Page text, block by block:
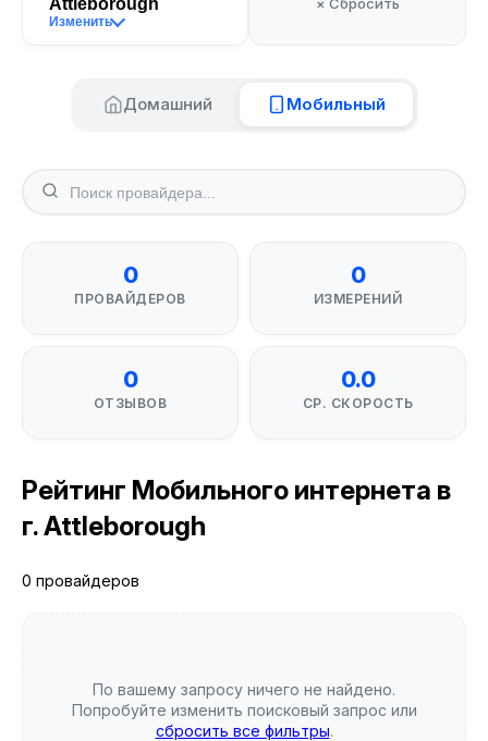
Attleborough
Изменить
Домашний Мобильный
0
ПРОВАЙДЕРОВ
0
ИЗМЕРЕНИЙ
0
ОТЗЫВОВ
0.0
СР. СКОРОСТЬ
Рейтинг Мобильного интернета в
г. Attleborough
0 провайдеров
По вашему запросу ничего не найдено.
Попробуйте изменить поисковый запрос или
сбросить все фильтры.